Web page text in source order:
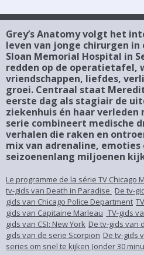
Grey’s Anatomy volgt het
leven van jonge chirurgen
Sloan Memorial Hospital in
redden op de operatietafel,
vriendschappen, liefdes,
groei. Centraal staat
eerste dag als stagiair de
ziekenhuis én haar
serie combineert medische
verhalen die raken en
mix van adrenaline,
seizoenenlang miljoenen
Le programme de la série TV Chicago
tv-gids van Death in Paradise De tv-
gids van Chicago Police Department
gids van Capitaine Marleau TV-gids
gids van CSI: New York De tv-gids van
gids van de serie Scorpion De tv-gids
series om snel te kijken (onder 30